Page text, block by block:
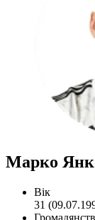
Марко
Вік
31